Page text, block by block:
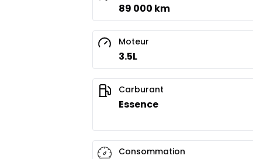
89 000 km
Moteur
3.5L
Carburant
Essence
Consommation